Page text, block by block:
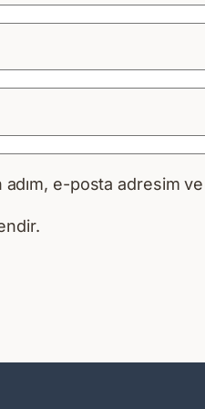
adım, e-posta adresim